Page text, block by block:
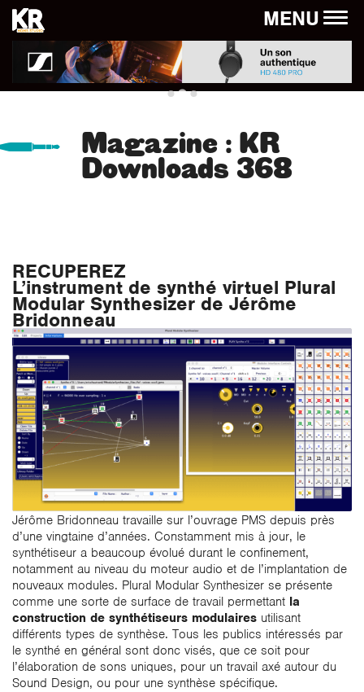
MENU
Magazine : KR
Downloads 368
RECUPEREZ
L’instrument de synthé virtuel Plural
Modular Synthesizer de Jérôme
Bridonneau
Jérôme Bridonneau travaille sur l’ouvrage PMS depuis près
d’une vingtaine d’années. Constamment mis à jour, le
synthétiseur a beaucoup évolué durant le confinement,
notamment au niveau du moteur audio et de l’implantation de
nouveaux modules. Plural Modular Synthesizer se présente
comme une sorte de surface de travail permettant la
construction de synthétiseurs modulaires utilisant
différents types de synthèse. Tous les publics intéressés par
le synthé en général sont donc visés, que ce soit pour
l’élaboration de sons uniques, pour un travail axé autour du
Sound Design, ou pour une synthèse spécifique.
Panneau de gestion des cookies